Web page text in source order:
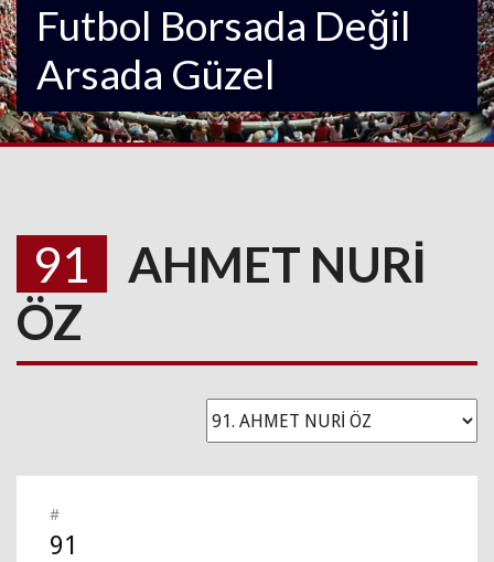
Futbol Borsada Değil
Arsada Güzel
91
AHMET NURİ
ÖZ
#
91